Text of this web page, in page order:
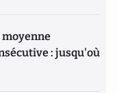
moyenne
: jusqu'où